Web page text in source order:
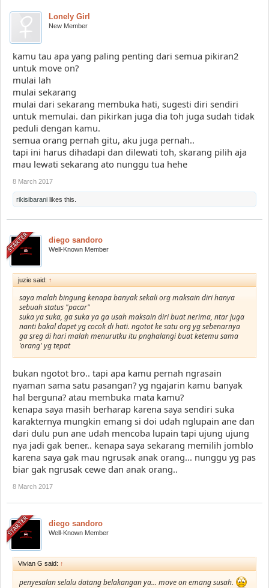
Lonely Girl
New Member
kamu tau apa yang paling penting dari semua pikiran2
untuk move on?
mulai lah
mulai sekarang
mulai dari sekarang membuka hati, sugesti diri sendiri
untuk memulai. dan pikirkan juga dia toh juga sudah tidak
peduli dengan kamu.
semua orang pernah gitu, aku juga pernah..
tapi ini harus dihadapi dan dilewati toh, skarang pilih aja
mau lewati sekarang ato nunggu tua hehe
8 March 2017
rikisibarani likes this.
diego sandoro
Well-Known Member
juzie said: ↑
saya malah bingung kenapa banyak sekali org maksain diri hanya
sebuah status "pacar"
suka ya suka, ga suka ya ga usah maksain diri buat nerima, ntar juga
nanti bakal dapet yg cocok di hati. ngotot ke satu org yg sebenarnya
ga sreg di hari malah menurutku itu pnghalangi buat ketemu sama
'orang' yg tepat
bukan ngotot bro.. tapi apa kamu pernah ngrasain
nyaman sama satu pasangan? yg ngajarin kamu banyak
hal berguna? atau membuka mata kamu?
kenapa saya masih berharap karena saya sendiri suka
karakternya mungkin emang si doi udah nglupain ane dan
dari dulu pun ane udah mencoba lupain tapi ujung ujung
nya jadi gak bener.. kenapa saya sekarang memilih jomblo
karena saya gak mau ngrusak anak orang... nunggu yg pas
biar gak ngrusak cewe dan anak orang..
8 March 2017
diego sandoro
Well-Known Member
Vivian G said: ↑
penyesalan selalu datang belakangan ya... move on emang susah.